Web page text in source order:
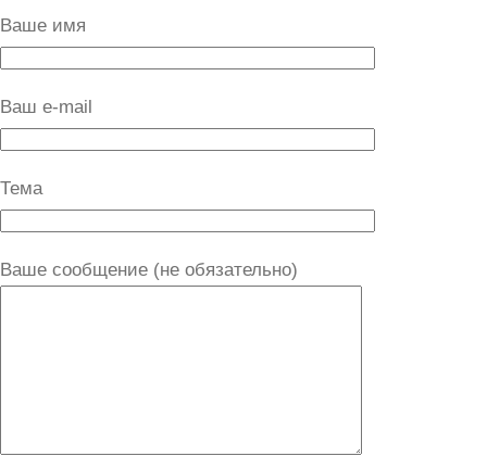
Ваше имя
Ваш e-mail
Тема
Ваше сообщение (не обязательно)